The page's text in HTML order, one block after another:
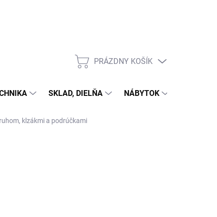
NÁKUPNÝ
PRÁZDNY KOŠÍK
SKLAD, DIELŇA NÁBYTOK
klzákmi a podrúčkami